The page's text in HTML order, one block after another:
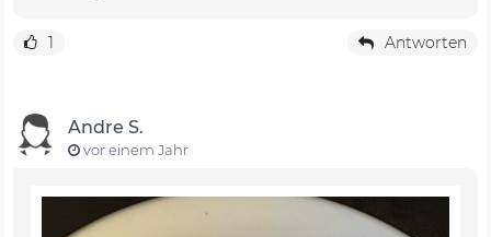
1 Antworten
Andre S.
vor einem Jahr